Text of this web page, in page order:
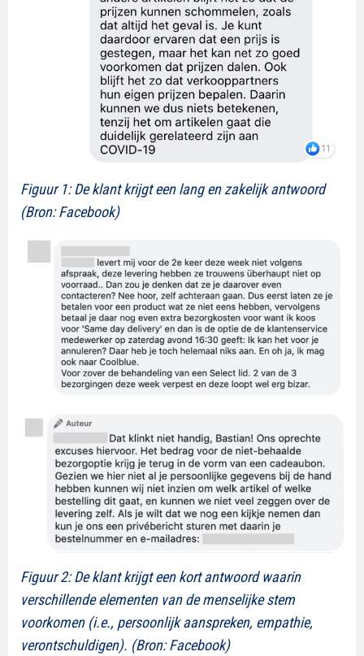
Figuur 1: De klant krijgt een lang en zakelijk antwoord
(Bron: Facebook)
Figuur 2: De klant krijgt een kort antwoord waarin
verschillende elementen van de menselijke stem
voorkomen (i.e., persoonlijk aanspreken, empathie,
verontschuldigen). (Bron: Facebook)